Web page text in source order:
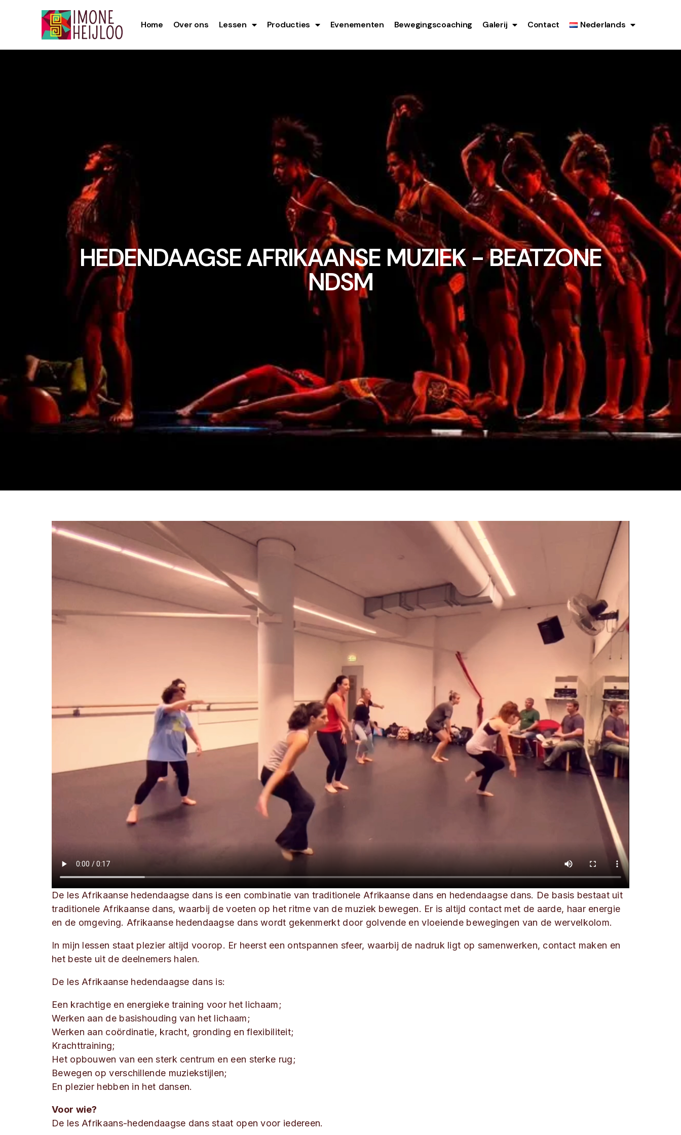
Home Over ons Lessen Producties Evenementen Bewegingscoaching Galerij Contact Nederlands
HEDENDAAGSE AFRIKAANSE MUZIEK - BEATZONE
NDSM
De les Afrikaanse hedendaagse dans is een combinatie van traditionele Afrikaanse dans en hedendaagse dans. De basis bestaat uit
traditionele Afrikaanse dans, waarbij de voeten op het ritme van de muziek bewegen. Er is altijd contact met de aarde, haar energie
en de omgeving. Afrikaanse hedendaagse dans wordt gekenmerkt door golvende en vloeiende bewegingen van de wervelkolom.
In mijn lessen staat plezier altijd voorop. Er heerst een ontspannen sfeer, waarbij de nadruk ligt op samenwerken, contact maken en
het beste uit de deelnemers halen.
De les Afrikaanse hedendaagse dans is:
Een krachtige en energieke training voor het lichaam;
Werken aan de basishouding van het lichaam;
Werken aan coördinatie, kracht, gronding en flexibiliteit;
Krachttraining;
Het opbouwen van een sterk centrum en een sterke rug;
Bewegen op verschillende muziekstijlen;
En plezier hebben in het dansen.
Voor wie?
De les Afrikaans-hedendaagse dans staat open voor iedereen.